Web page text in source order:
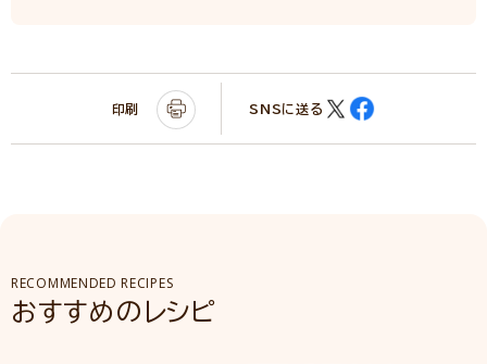
印刷 SNSに送る
RECOMMENDED RECIPES
おすすめのレシピ